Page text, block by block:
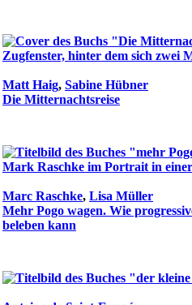
Matt Haig, Sabine Hübner
Die Mitternachtsreise
Marc Raschke, Lisa Müller
Mehr Pogo wagen. Wie
beleben kann